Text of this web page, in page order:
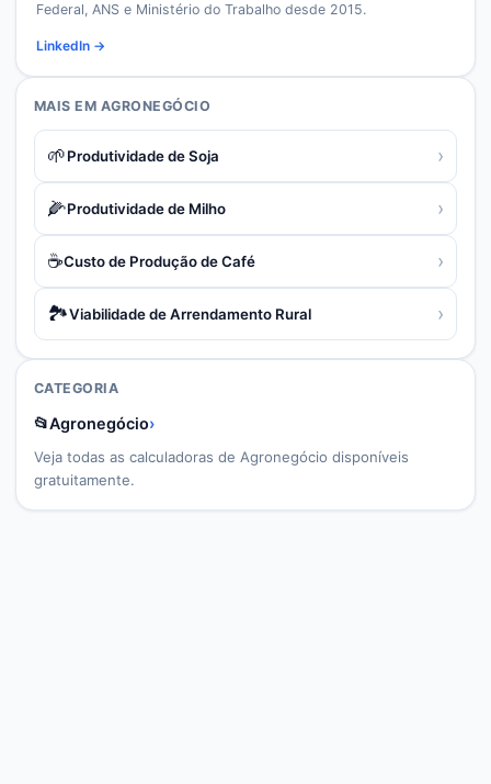
Federal, ANS e Ministério do Trabalho desde 2015.
LinkedIn →
MAIS EM AGRONEGÓCIO
🌱Produtividade de Soja ›
🌽Produtividade de Milho ›
☕Custo de Produção de Café ›
🏞️Viabilidade de Arrendamento Rural ›
CATEGORIA
📂Agronegócio›
Veja todas as calculadoras de Agronegócio disponíveis
gratuitamente.